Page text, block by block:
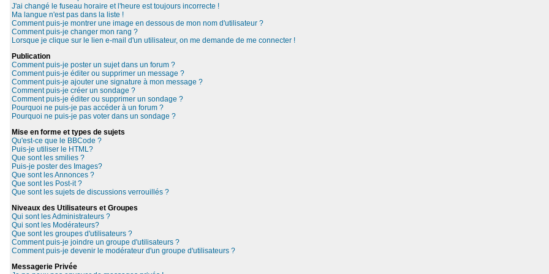
J'ai changé le fuseau horaire et l'heure est toujours incorrecte !
Ma langue n'est pas dans la liste !
Comment puis-je montrer une image en dessous de mon nom d'utilisateur ?
Comment puis-je changer mon rang ?
Lorsque je clique sur le lien e-mail d'un utilisateur, on me demande de me connecter !
Publication
Comment puis-je poster un sujet dans un forum ?
Comment puis-je éditer ou supprimer un message ?
Comment puis-je ajouter une signature à mon message ?
Comment puis-je créer un sondage ?
Comment puis-je éditer ou supprimer un sondage ?
Pourquoi ne puis-je pas accéder à un forum ?
Pourquoi ne puis-je pas voter dans un sondage ?
Mise en forme et types de sujets
Qu'est-ce que le BBCode ?
Puis-je utiliser le HTML?
Que sont les smilies ?
Puis-je poster des Images?
Que sont les Annonces ?
Que sont les Post-it ?
Que sont les sujets de discussions verrouillés ?
Niveaux des Utilisateurs et Groupes
Qui sont les Administrateurs ?
Qui sont les Modérateurs?
Que sont les groupes d'utilisateurs ?
Comment puis-je joindre un groupe d'utilisateurs ?
Comment puis-je devenir le modérateur d'un groupe d'utilisateurs ?
Messagerie Privée